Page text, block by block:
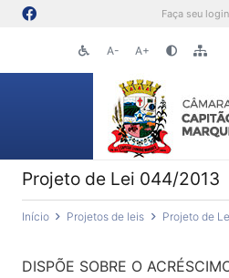
Faça seu
A- A+
Projeto de Lei 044/2013
Início Projetos de leis Projeto de
DISPÕE SOBRE O